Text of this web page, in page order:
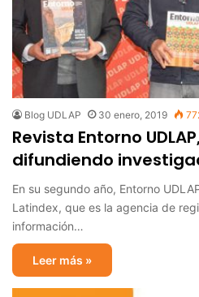
Blog UDLAP 30 enero, 2019
Revista Entorno
difundiendo
En su segundo año, Entorno
Latindex, que es la agencia de
información…
Leer más »